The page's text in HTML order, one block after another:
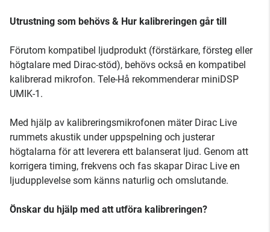
Utrustning som behövs & Hur kalibreringen går till
Förutom kompatibel ljudprodukt (förstärkare, försteg eller
högtalare med Dirac-stöd), behövs också en kompatibel
kalibrerad mikrofon. Tele-Hå rekommenderar miniDSP
UMIK-1.
Med hjälp av kalibreringsmikrofonen mäter Dirac Live
rummets akustik under uppspelning och justerar
högtalarna för att leverera ett balanserat ljud. Genom att
korrigera timing, frekvens och fas skapar Dirac Live en
ljudupplevelse som känns naturlig och omslutande.
Önskar du hjälp med att utföra kalibreringen?